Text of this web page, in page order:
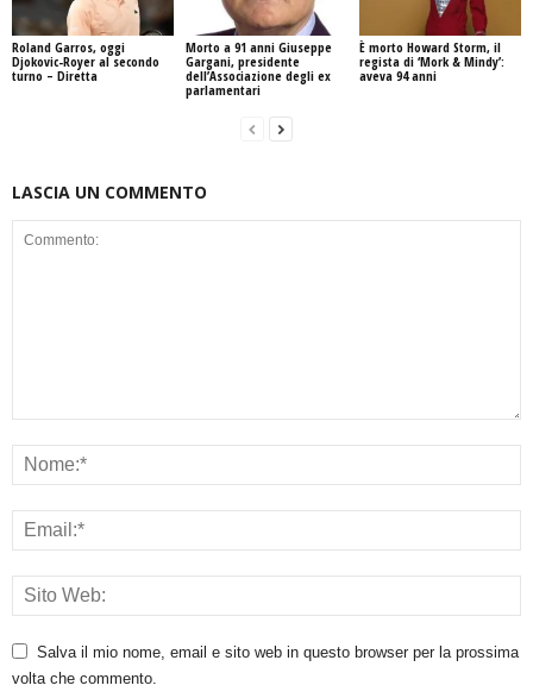
Roland Garros, oggi
Djokovic-Royer al secondo
turno – Diretta
Morto a 91 anni Giuseppe
Gargani, presidente
dell’Associazione degli ex
parlamentari
È morto Howard Storm, il
regista di ‘Mork & Mindy’:
aveva 94 anni
LASCIA UN COMMENTO
Salva il mio nome, email e sito web in questo browser per la prossima
volta che commento.